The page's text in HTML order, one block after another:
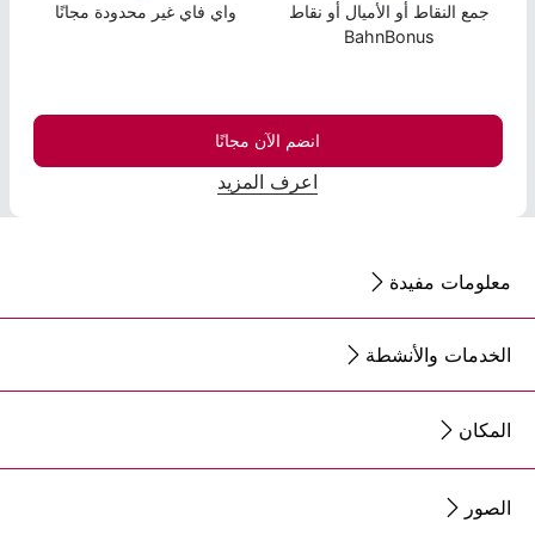
جمع النقاط أو الأميال أو نقاط
BahnBonus
واي فاي غير محدودة مجانًا
انضم الآن مجانًا
اعرف المزيد
معلومات مفيدة
الخدمات والأنشطة
المكان
الصور